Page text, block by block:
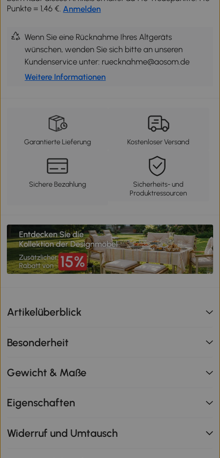
Punkte = 1,46 €. Anmelden
Wenn Sie eine Rücknahme Ihres Altgeräts
wünschen, wenden Sie sich bitte an unseren
Kundenservice unter: ruecknahme@aosom.de
Weitere Informationen
Garantierte Lieferung Kostenloser Versand
Sichere Bezahlung
Sicherheits- und
Produktressourcen
Artikelüberblick
Besonderheit
Gewicht & Maße
Eigenschaften
Widerruf und Umtausch